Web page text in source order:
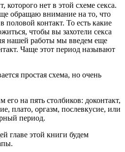
нет в этой схеме секса.
обращаю внимание на то, что
половой контакт. То есть какие
чтобы вы захотели секса
нашей работы мы введем еще
Чаще этот период называют
простая схема, но очень
его на пять столбиков: доконтакт,
плато, оргазм, послевкусие, или
период.
главе этой книги будем